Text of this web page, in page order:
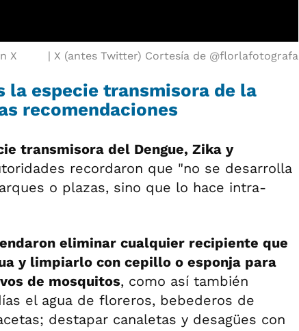
X X (antes Twitter) Cortesía de @florlafotografa
la especie transmisora de la
recomendaciones
transmisora del Dengue, Zika y
recordaron que "no se desarrolla
o plazas, sino que lo hace intra-
eliminar cualquier recipiente que
y limpiarlo con cepillo o esponja para
de mosquitos, como así también
el agua de floreros, bebederos de
destapar canaletas y desagües con